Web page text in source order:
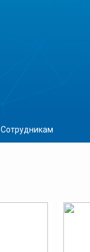
Сотрудникам